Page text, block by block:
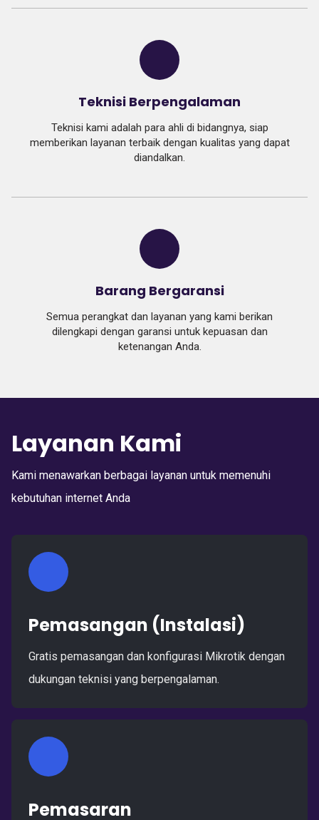
Teknisi Berpengalaman
Teknisi kami adalah para ahli di bidangnya, siap
memberikan layanan terbaik dengan kualitas yang dapat
diandalkan.
Barang Bergaransi
Semua perangkat dan layanan yang kami berikan
dilengkapi dengan garansi untuk kepuasan dan
ketenangan Anda.
Layanan Kami
Kami menawarkan berbagai layanan untuk memenuhi
kebutuhan internet Anda
Pemasangan (Instalasi)
Gratis pemasangan dan konfigurasi Mikrotik dengan
dukungan teknisi yang berpengalaman.
Pemasaran